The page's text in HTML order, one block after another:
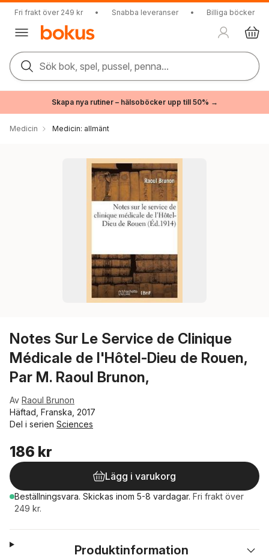
Fri frakt över 249 kr • Snabba leveranser • Billiga böcker
Sök bok, spel, pussel, penna...
Skapa nya rutiner – hälsoböcker upp till 50% →
Medicin Medicin: allmänt
Notes Sur Le Service de Clinique
Médicale de l'Hôtel-Dieu de Rouen,
Par M. Raoul Brunon,
Av Raoul Brunon
Häftad, Franska, 2017
Del i serien Sciences
186 kr
Lägg i varukorg
Beställningsvara. Skickas inom 5-8 vardagar. Fri frakt över
249 kr.
Produktinformation